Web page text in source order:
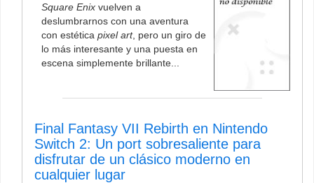
Square Enix vuelven a
deslumbrarnos con una aventura
con estética pixel art, pero un giro de
lo más interesante y una puesta en
escena simplemente brillante...
Final Fantasy VII Rebirth en Nintendo
Switch 2: Un port sobresaliente para
disfrutar de un clásico moderno en
cualquier lugar